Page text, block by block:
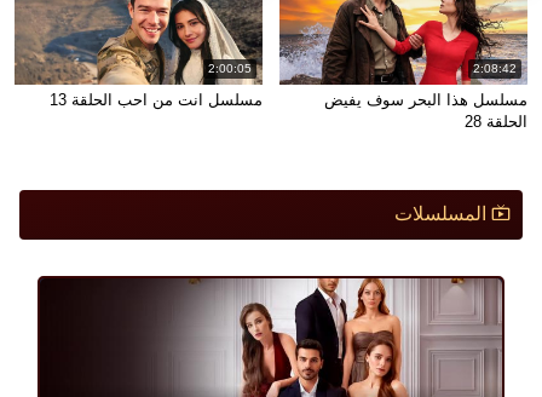
2:08:42
مسلسل هذا البحر سوف يفيض
الحلقة 28
2:00:05
مسلسل انت من احب الحلقة 13
المسلسلات